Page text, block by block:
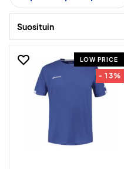
Suosituin
LOW PRICE
- 13%